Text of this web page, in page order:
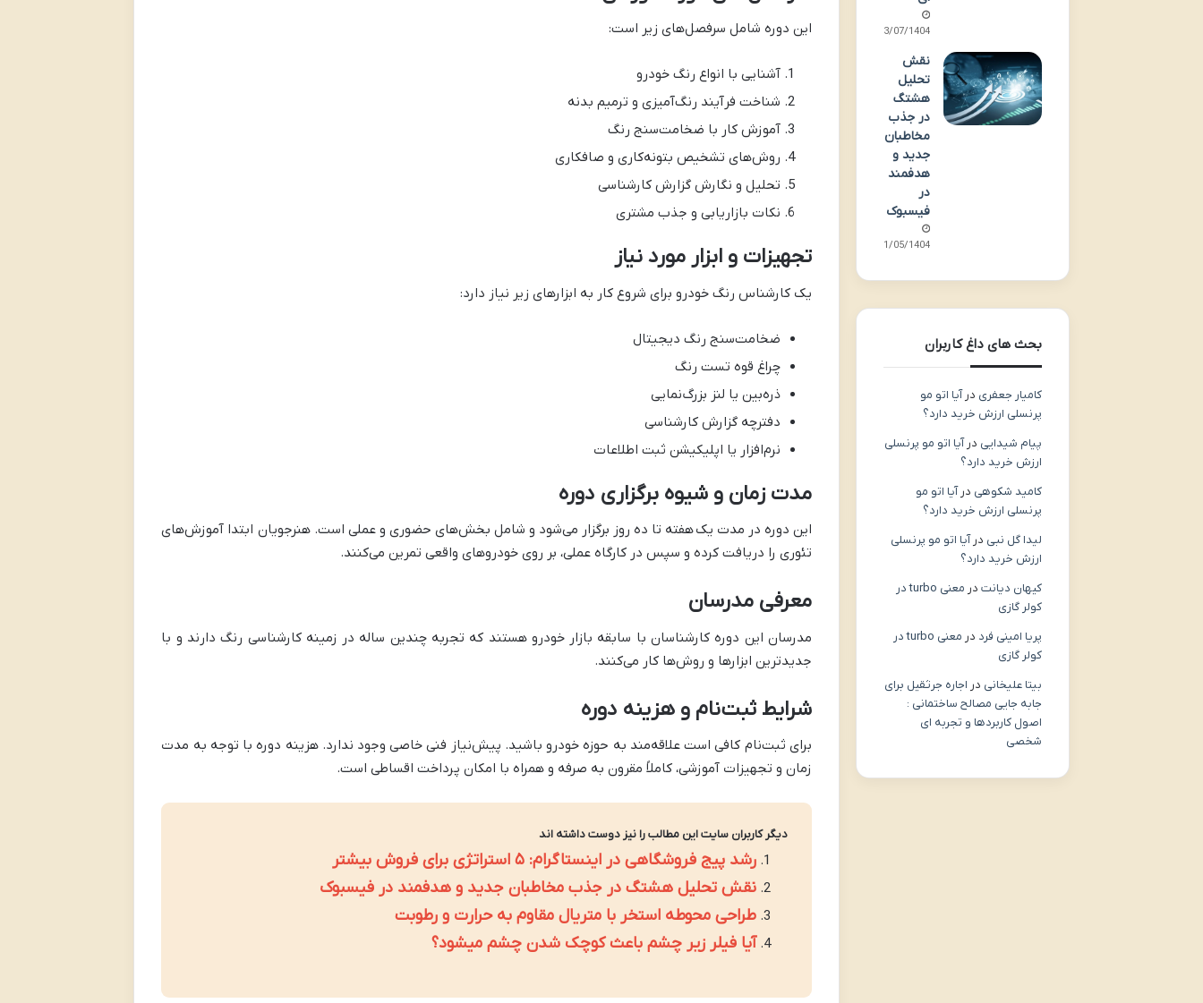
این دوره شامل سرفصل‌های زیر است:
آشنایی با انواع رنگ خودرو
شناخت فرآیند رنگ‌آمیزی و ترمیم بدنه
آموزش کار با ضخامت‌سنج رنگ
روش‌های تشخیص بتونه‌کاری و صافکاری
تحلیل و نگارش گزارش کارشناسی
نکات بازاریابی و جذب مشتری
تجهیزات و ابزار مورد نیاز
یک کارشناس رنگ خودرو برای شروع کار به ابزارهای زیر نیاز دارد:
ضخامت‌سنج رنگ دیجیتال
چراغ قوه تست رنگ
ذره‌بین یا لنز بزرگ‌نمایی
دفترچه گزارش کارشناسی
نرم‌افزار یا اپلیکیشن ثبت اطلاعات
مدت زمان و شیوه برگزاری دوره
این دوره در مدت یک هفته تا ده روز برگزار می‌شود و شامل بخش‌های حضوری و عملی است. هنرجویان ابتدا آموزش‌های
تئوری را دریافت کرده و سپس در کارگاه عملی، بر روی خودروهای واقعی تمرین می‌کنند.
معرفی مدرسان
مدرسان این دوره کارشناسان با سابقه بازار خودرو هستند که تجربه چندین ساله در زمینه کارشناسی رنگ دارند و با
جدیدترین ابزارها و روش‌ها کار می‌کنند.
شرایط ثبت‌نام و هزینه دوره
برای ثبت‌نام کافی است علاقه‌مند به حوزه خودرو باشید. پیش‌نیاز فنی خاصی وجود ندارد. هزینه دوره با توجه به مدت
زمان و تجهیزات آموزشی، کاملاً مقرون به صرفه و همراه با امکان پرداخت اقساطی است.
دیگر کاربران سایت این مطالب را نیز دوست داشته اند
رشد پیج فروشگاهی در اینستاگرام: ۵ استراتژی برای فروش بیشتر
نقش تحلیل هشتگ در جذب مخاطبان جدید و هدفمند در فیسبوک
طراحی محوطه استخر با متریال مقاوم به حرارت و رطوبت
آیا فیلر زیر چشم باعث کوچک شدن چشم میشود؟
13/07/1404
نقش
تحلیل
هشتگ
در جذب
مخاطبان
جدید و
هدفمند
در
فیسبوک
31/05/1404
بحث های داغ کاربران
کامیار جعفری درآیا اتو مو
پرنسلی ارزش خرید دارد؟
پیام شیدایی درآیا اتو مو پرنسلی
ارزش خرید دارد؟
کامید شکوهی درآیا اتو مو
پرنسلی ارزش خرید دارد؟
لیدا گل نبی درآیا اتو مو پرنسلی
ارزش خرید دارد؟
کیهان دیانت در
معنی turbo در
کولر گازی
پریا امینی فرد در
معنی turbo در
کولر گازی
بیتا علیخانی در اجاره جرثقیل برای
جابه جایی مصالح ساختمانی :
اصول کاربردها و تجربه ای
شخصی